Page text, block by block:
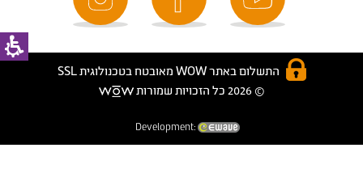
התשלום באתר WOW מאובטח בטכנולוגית SSL
© 2026 כל הזכויות שמורות
Development: